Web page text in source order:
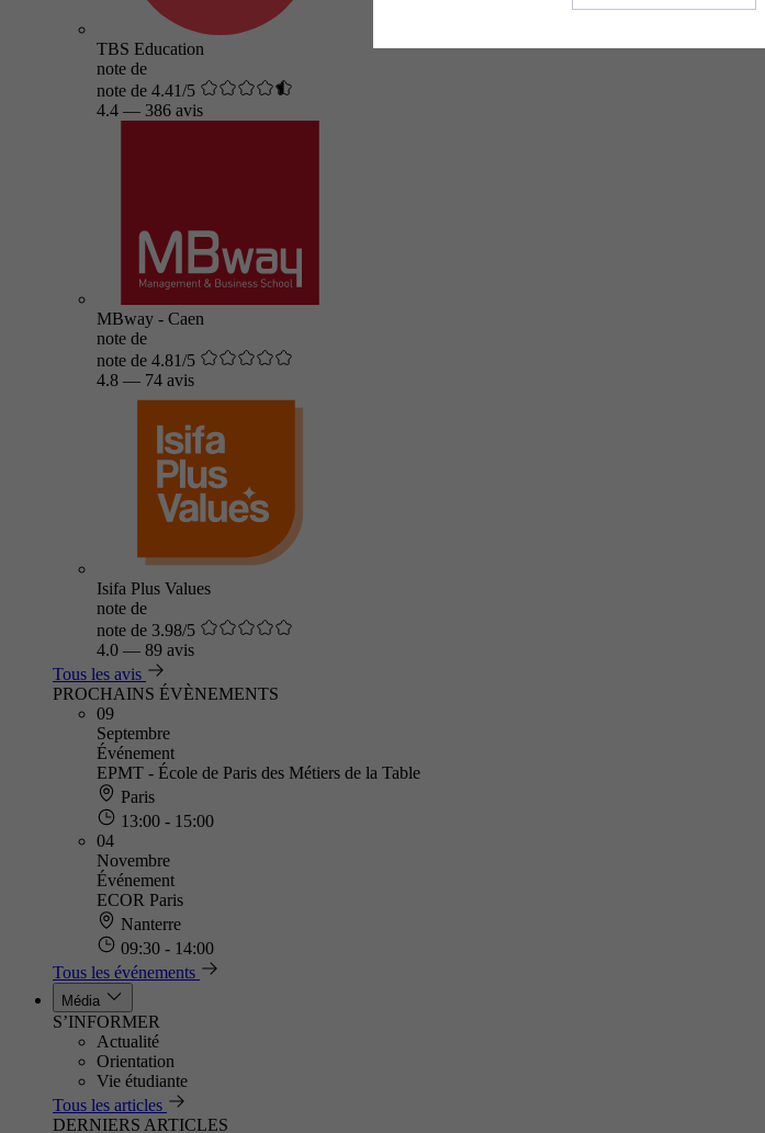
TBS Education
note de
note de 4.41/5
4.4 — 386 avis
MBway - Caen
note de
note de 4.81/5
4.8 — 74 avis
Isifa Plus Values
note de
note de 3.98/5
4.0 — 89 avis
Tous les avis
PROCHAINS ÉVÈNEMENTS
09
Septembre
Événement
EPMT - École de Paris des Métiers de la Table
Paris
13:00 - 15:00
04
Novembre
Événement
ECOR Paris
Nanterre
09:30 - 14:00
Tous les événements
Média
S’INFORMER
Actualité
Orientation
Vie étudiante
Tous les articles
DERNIERS ARTICLES